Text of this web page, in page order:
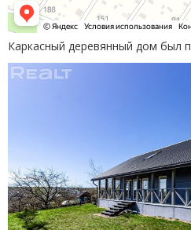
Каркасный деревянный дом был